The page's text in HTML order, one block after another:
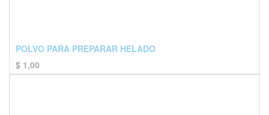
POLVO PARA PREPARAR HELADO
$ 1,00